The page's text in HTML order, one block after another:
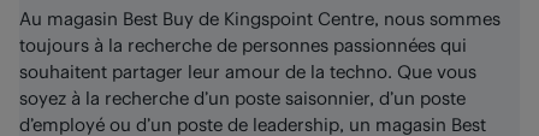
Au magasin Best Buy de Kingspoint Centre, nous sommes
toujours à la recherche de personnes passionnées qui
souhaitent partager leur amour de la techno. Que vous
soyez à la recherche d’un poste saisonnier, d’un poste
d’employé ou d’un poste de leadership, un magasin Best